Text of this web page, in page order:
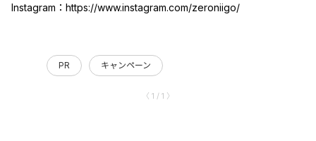
Instagram： https://www.instagram.com/zeroniigo/
PR キャンペーン
〈 1 / 1 〉